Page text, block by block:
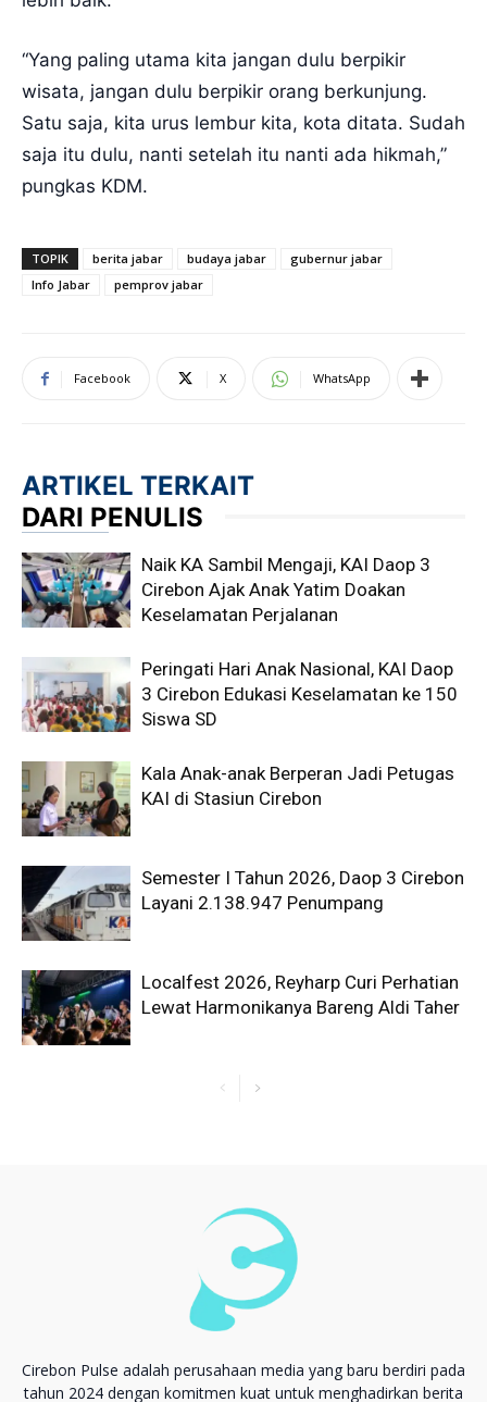
“Yang paling utama kita jangan dulu berpikir
wisata, jangan dulu berpikir orang berkunjung.
Satu saja, kita urus lembur kita, kota ditata. Sudah
saja itu dulu, nanti setelah itu nanti ada hikmah,”
pungkas KDM.
TOPIK berita jabar budaya jabar
gubernur jabar
Info Jabar
pemprov jabar
Facebook X WhatsApp
ARTIKEL TERKAIT
DARI PENULIS
Naik KA Sambil Mengaji, KAI Daop 3
Cirebon Ajak Anak Yatim Doakan
Keselamatan Perjalanan
Peringati Hari Anak Nasional, KAI Daop
3 Cirebon Edukasi Keselamatan ke 150
Siswa SD
Kala Anak-anak Berperan Jadi Petugas
KAI di Stasiun Cirebon
Semester I Tahun 2026, Daop 3 Cirebon
Layani 2.138.947 Penumpang
Localfest 2026, Reyharp Curi Perhatian
Lewat Harmonikanya Bareng Aldi Taher
Cirebon Pulse adalah perusahaan media yang baru berdiri pada
tahun 2024 dengan komitmen kuat untuk menghadirkan berita